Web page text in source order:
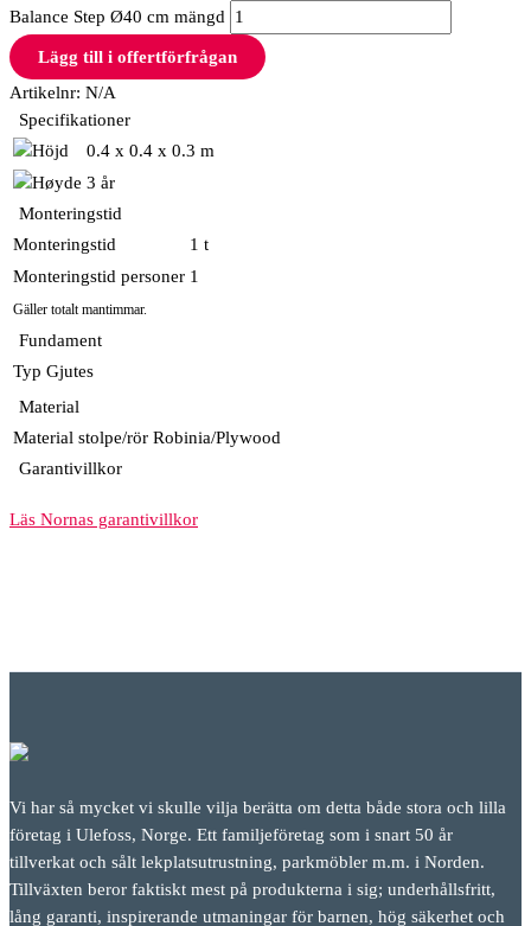
Balance Step Ø40 cm mängd
Lägg till i offertförfrågan
Artikelnr: N/A
Specifikationer
0.4 x 0.4 x 0.3 m
3 år
Monteringstid
Monteringstid
1 t
Monteringstid personer 1
Gäller totalt mantimmar.
Fundament
Typ Gjutes
Material
Material stolpe/rör Robinia/Plywood
Garantivillkor
Läs Nornas garantivillkor
Vi har så mycket vi skulle vilja berätta om detta både stora och lilla
företag i Ulefoss, Norge. Ett familjeföretag som i snart 50 år
tillverkat och sålt lekplatsutrustning, parkmöbler m.m. i Norden.
Tillväxten beror faktiskt mest på produkterna i sig; underhållsfritt,
lång garanti, inspirerande utmaningar för barnen, hög säkerhet och